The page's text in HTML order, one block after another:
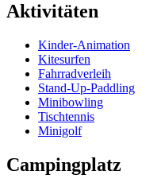
Aktivitäten
Kinder-Animation
Kitesurfen
Fahrradverleih
Stand-Up-Paddling
Minibowling
Tischtennis
Minigolf
Campingplatz